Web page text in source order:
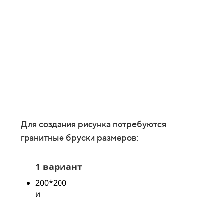
Для создания рисунка потребуются
гранитные бруски размеров:
1 вариант
200*200
и